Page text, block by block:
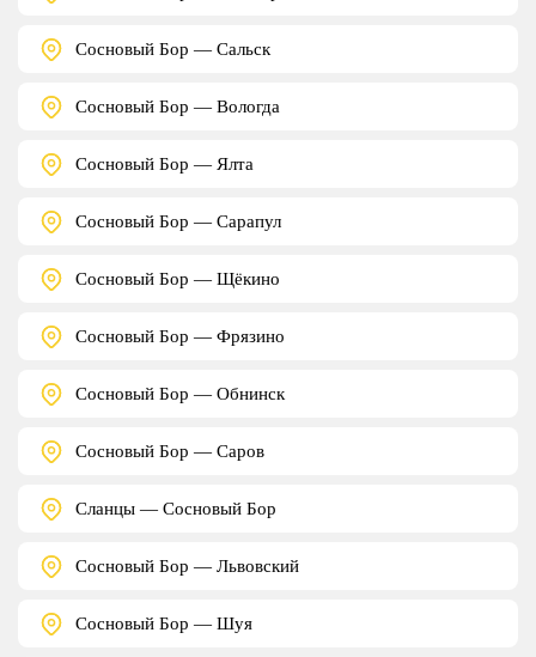
Сосновый Бор — Сальск
Сосновый Бор — Вологда
Сосновый Бор — Ялта
Сосновый Бор — Сарапул
Сосновый Бор — Щёкино
Сосновый Бор — Фрязино
Сосновый Бор — Обнинск
Сосновый Бор — Саров
Сланцы — Сосновый Бор
Сосновый Бор — Львовский
Сосновый Бор — Шуя